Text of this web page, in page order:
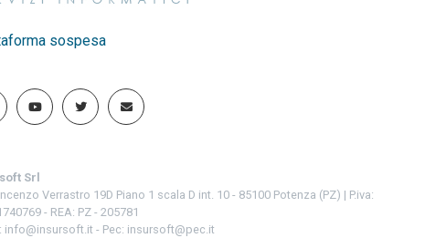
sospesa
Srl
Verrastro 19D Piano 1 scala D int. 10 - 85100 Potenza (PZ) | P.iva:
- REA: PZ - 205781
info@insursoft.it - Pec: insursoft@pec.it